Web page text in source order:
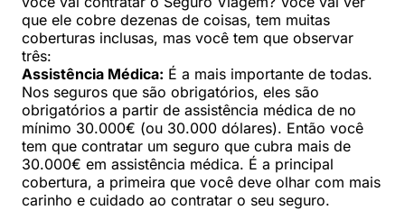
que ele cobre dezenas de coisas, tem muitas
coberturas inclusas, mas você tem que observar
três:
Assistência Médica: É a mais importante de todas.
Nos seguros que são obrigatórios, eles são
obrigatórios a partir de assistência médica de no
mínimo 30.000€ (ou 30.000 dólares). Então você
tem que contratar um seguro que cubra mais de
30.000€ em assistência médica. É a principal
cobertura, a primeira que você deve olhar com mais
carinho e cuidado ao contratar o seu seguro.